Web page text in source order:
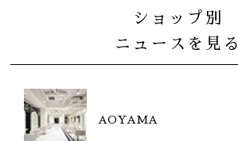
ショップ別
ニュースを見る
AOYAMA